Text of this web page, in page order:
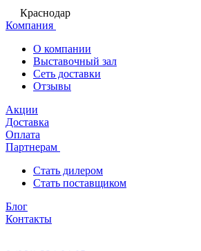
Краснодар
Компания
О компании
Выставочный зал
Сеть доставки
Отзывы
Акции
Доставка
Оплата
Партнерам
Стать дилером
Стать поставщиком
Блог
Контакты